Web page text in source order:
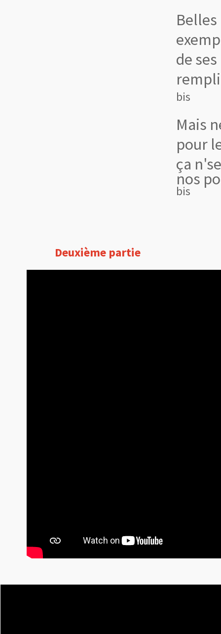
de
bis
Mais
pour
ça
nos
bis
Deuxième partie